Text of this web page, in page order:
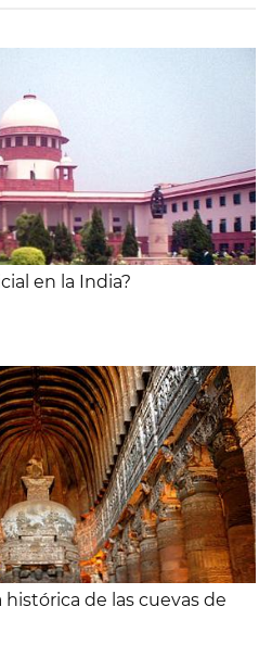
en la India?
de las cuevas de